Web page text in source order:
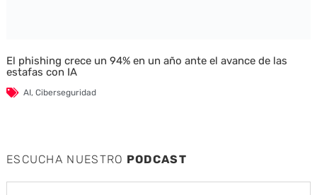
El phishing crece un 94% en un año ante el avance de las
estafas con IA
AI, Ciberseguridad
ESCUCHA NUESTRO PODCAST